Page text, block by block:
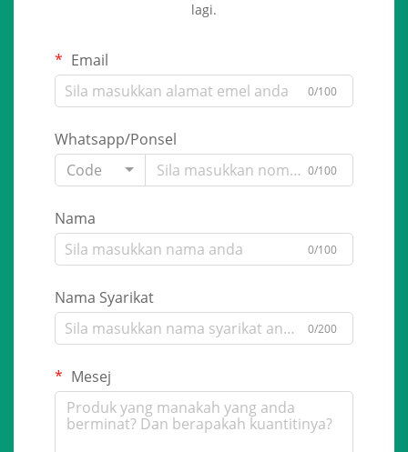
lagi.
Email
0/100
Whatsapp/Ponsel
Code
0/100
Nama
0/100
Nama Syarikat
0/200
Mesej